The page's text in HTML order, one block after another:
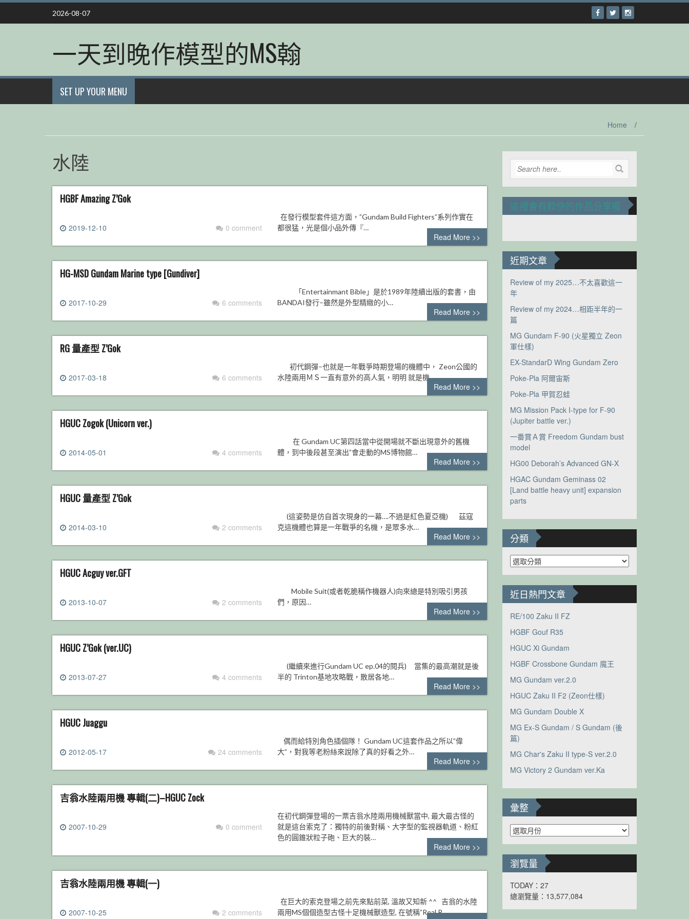
Skip
content
2026-08-07
一天到晚作模型的MS翰
SET UP YOUR MENU
Home /
水陸
HGBF Amazing Z’Gok
2019-12-10 0 comment
在發行模型套件這方面，”Gundam Build Fighters”系列作實在
都很猛，光是個小品外傳『…
Read More >>
HG-MSD Gundam Marine type [Gundiver]
2017-10-29 6 comments
「Entertainmant Bible」是於1989年陸續出版的套書，由
BANDAI發行–雖然是外型精緻的小…
Read More >>
RG 量產型 Z’Gok
2017-03-18 6 comments
初代鋼彈–也就是一年戰爭時期登場的機體中， Zeon公國的
水陸兩用ＭＳ一直有意外的高人氣，明明 就是機…
Read More >>
HGUC Zogok (Unicorn ver.)
2014-05-01 4 comments
在 Gundam UC第四話當中從開場就不斷出現意外的舊機
體，到中後段甚至演出”會走動的MS博物館…
Read More >>
HGUC 量產型 Z’Gok
2014-03-10 2 comments
(這姿勢是仿自首次現身的一幕….不過是紅色夏亞機) 茲寇
克這機體也算是一年戰爭的名機，是眾多水…
Read More >>
HGUC Acguy ver.GFT
2013-10-07 2 comments
Mobile Suit(或者乾脆稱作機器人)向來總是特別吸引男孩
們，原因…
Read More >>
HGUC Z’Gok (ver.UC)
2013-07-27 4 comments
(繼續來進行Gundam UC ep.04的閱兵) 當集的最高潮就是後
半的 Trinton基地攻略戰，散居各地…
Read More >>
HGUC Juaggu
2012-05-17 24 comments
偶而給特別角色插個隊！ Gundam UC這套作品之所以”偉
大”，對我等老粉絲來說除了真的好看之外…
Read More >>
吉翁水陸兩用機 專輯(二)–HGUC Zock
2007-10-29 0 comment
在初代鋼彈登場的一票吉翁水陸兩用機械獸當中, 最大最古怪的
就是這台索克了：獨特的前後對稱、大字型的監視器軌道、粉紅
色的圓錐狀粒子砲、巨大的裝…
Read More >>
吉翁水陸兩用機 專輯(一)
2007-10-25 2 comments
在巨大的索克登場之前先來點前菜, 溫故又知新 ^^ 吉翁的水陸
兩用MS個個造型古怪十足機械獸造型, 在號稱”Real R…
這裡會有較快的作品分享喔
近期文章
Review of my 2025…不太喜歡這一
年
Review of my 2024…相距半年的一
篇
MG Gundam F-90 (火星獨立 Zeon
軍仕樣)
EX-StandarD Wing Gundam Zero
Poke-Pla 阿爾宙斯
Poke-Pla 甲賀忍蛙
MG Mission Pack I-type for F-90
(Jupiter battle ver.)
一番賞Ａ賞 Freedom Gundam bust
model
HG00 Deborah’s Advanced GN-X
HGAC Gundam Geminass 02
[Land battle heavy unit] expansion
parts
分類
分
類
近日熱門文章
RE/100 Zaku II FZ
HGBF Gouf R35
HGUC Xi Gundam
HGBF Crossbone Gundam 魔王
MG Gundam ver.2.0
HGUC Zaku II F2 (Zeon仕樣)
MG Gundam Double X
MG Ex-S Gundam / S Gundam (後
篇)
MG Char's Zaku II type-S ver.2.0
MG Victory 2 Gundam ver.Ka
彙整
彙
整
瀏覽量
TODAY：27
總瀏覽量：13,577,084